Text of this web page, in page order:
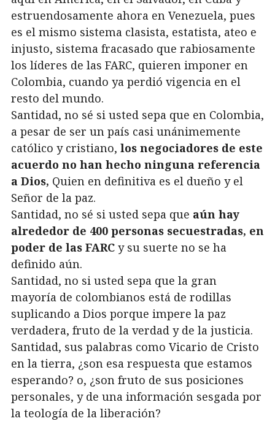
estruendosamente ahora en Venezuela, pues
es el mismo sistema clasista, estatista, ateo e
injusto, sistema fracasado que rabiosamente
los líderes de las FARC, quieren imponer en
Colombia, cuando ya perdió vigencia en el
resto del mundo.
Santidad, no sé si usted sepa que en Colombia,
a pesar de ser un país casi unánimemente
católico y cristiano, los negociadores de este
acuerdo no han hecho ninguna referencia
a Dios, Quien en definitiva es el dueño y el
Señor de la paz.
Santidad, no sé si usted sepa que aún hay
alrededor de 400 personas secuestradas, en
poder de las FARC y su suerte no se ha
definido aún.
Santidad, no si usted sepa que la gran
mayoría de colombianos está de rodillas
suplicando a Dios porque impere la paz
verdadera, fruto de la verdad y de la justicia.
Santidad, sus palabras como Vicario de Cristo
en la tierra, ¿son esa respuesta que estamos
esperando? o, ¿son fruto de sus posiciones
personales, y de una información sesgada por
la teología de la liberación?